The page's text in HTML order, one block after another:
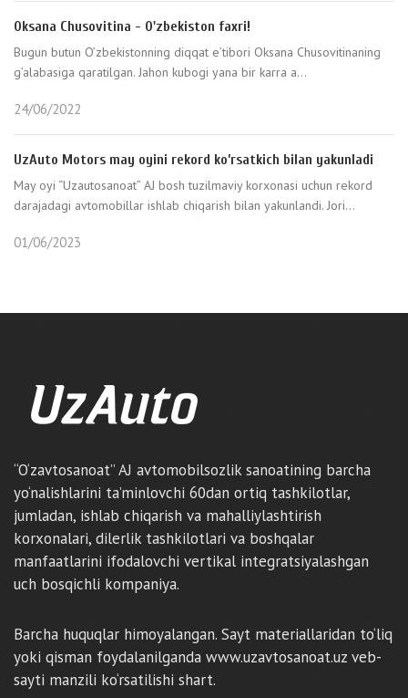
Oksana Chusovitina - O'zbekiston faxri!
Bugun butun O’zbekistonning diqqat e’tibori Oksana Chusovitinaning
g’alabasiga qaratilgan. Jahon kubogi yana bir karra a...
24/06/2022
UzAuto Motors may oyini rekord ko’rsatkich bilan yakunladi
May oyi “Uzautosanoat” AJ bosh tuzilmaviy korxonasi uchun rekord
darajadagi avtomobillar ishlab chiqarish bilan yakunlandi. Jori...
01/06/2023
“O‘zavtosanoat” AJ avtomobilsozlik sanoatining barcha
yo‘nalishlarini ta’minlovchi 60dan ortiq tashkilotlar,
jumladan, ishlab chiqarish va mahalliylashtirish
korxonalari, dilerlik tashkilotlari va boshqalar
manfaatlarini ifodalovchi vertikal integratsiyalashgan
uch bosqichli kompaniya.
Barcha huquqlar himoyalangan. Sayt materiallaridan to‘liq
yoki qisman foydalanilganda www.uzavtosanoat.uz veb-
sayti manzili ko‘rsatilishi shart.